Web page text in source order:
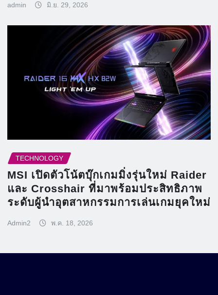
admin มิ.ย. 29, 2026
TECHNOLOGY
MSI เปิดตัวโน้ตบุ๊กเกมมิ่งรุ่นใหม่ Raider
และ Crosshair ที่มาพร้อมประสิทธิภาพ
ระดับผู้นำอุตสาหกรรมการเล่นเกมยุคใหม่
Admin2 พ.ค. 18, 2026